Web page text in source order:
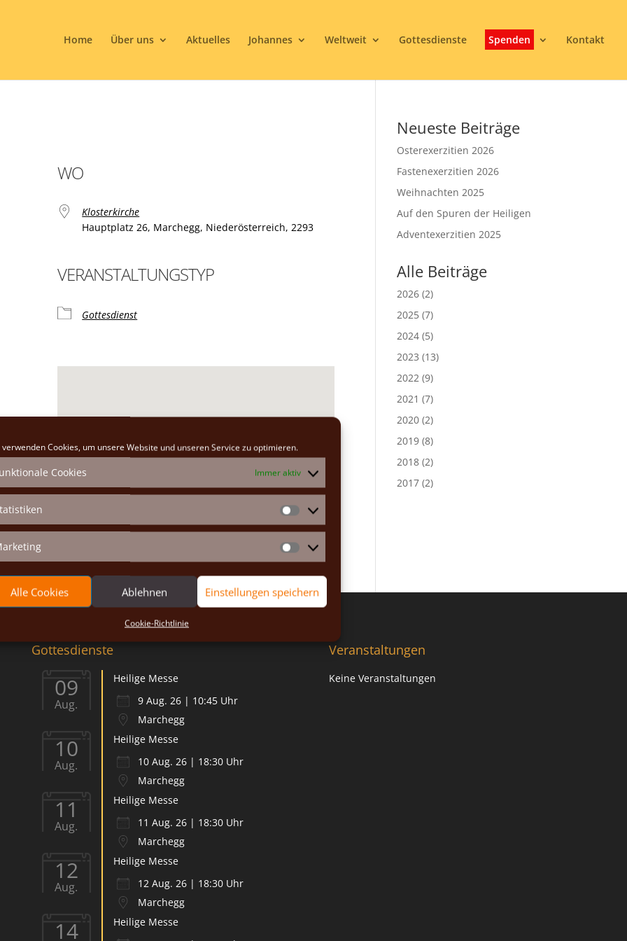
verwenden Cookies, um unsere Website und unseren Service zu optimieren.
Cookies Immer aktiv
Statistiken
Marketing
Alle Cookies Ablehnen Einstellungen speichern
Cookie-Richtlinie
Home Über uns Aktuelles Johannes Weltweit Gottesdienste Spenden Kontakt
WO
Klosterkirche
Hauptplatz 26, Marchegg, Niederösterreich, 2293
VERANSTALTUNGSTYP
Gottesdienst
Hauptplatz 26 - Marchegg
Neueste Beiträge
Osterexerzitien 2026
Fastenexerzitien 2026
Weihnachten 2025
Auf den Spuren der Heiligen
Adventexerzitien 2025
Alle Beiträge
2026 (2)
2025 (7)
2024 (5)
2023 (13)
2022 (9)
2021 (7)
2020 (2)
2019 (8)
2018 (2)
2017 (2)
Gottesdienste
09
Aug.
Heilige Messe
9 Aug. 26 | 10:45 Uhr
Marchegg
10
Aug.
Heilige Messe
10 Aug. 26 | 18:30 Uhr
Marchegg
11
Aug.
Heilige Messe
11 Aug. 26 | 18:30 Uhr
Marchegg
12
Aug.
Heilige Messe
12 Aug. 26 | 18:30 Uhr
Marchegg
14
Heilige Messe
Veranstaltungen
Keine Veranstaltungen